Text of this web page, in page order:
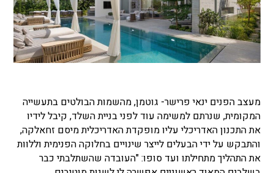
מעצב הפנים ינאי פרישר- גוטמן, מהשמות הבולטים בתעשייה
המקומית, שנרתם למשימה עוד לפני בניית השלד, קיבל לידיו
את התכנון האדריכלי עליו מופקדת האדריכלית מיסם זחאלקה,
והתבקש על ידי הבעלים לייצר שינויים בחלוקה הפנימית וללוות
את התהליך מתחילתו ועד סופו: "העובדה שהשתלבתי כבר